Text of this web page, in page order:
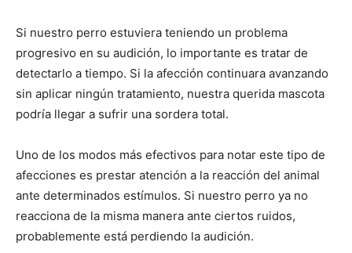
de
Perros
–
Fotos
Si nuestro perro estuviera teniendo un problema
progresivo en su audición, lo importante es tratar de
detectarlo a tiempo. Si la afección continuara avanzando
sin aplicar ningún tratamiento, nuestra querida mascota
podría llegar a sufrir una sordera total.
Uno de los modos más efectivos para notar este tipo de
afecciones es prestar atención a la reacción del animal
ante determinados estímulos. Si nuestro perro ya no
reacciona de la misma manera ante ciertos ruidos,
probablemente está perdiendo la audición.